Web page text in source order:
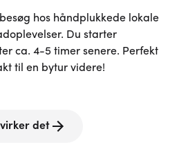
hos håndplukkede lokale
Du starter
ca. 4-5 timer senere. Perfekt
til en bytur videre!
for alle
madsteder
og rækkefølge
det